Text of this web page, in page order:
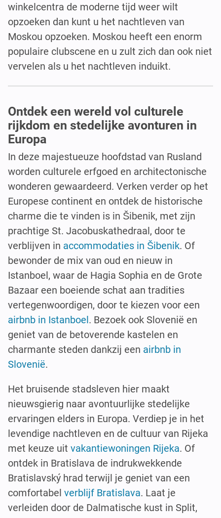
winkelcentra de moderne tijd weer wilt
opzoeken dan kunt u het nachtleven van
Moskou opzoeken. Moskou heeft een enorm
populaire clubscene en u zult zich dan ook niet
vervelen als u het nachtleven induikt.
Ontdek een wereld vol culturele
rijkdom en stedelijke avonturen in
Europa
In deze majestueuze hoofdstad van Rusland
worden culturele erfgoed en architectonische
wonderen gewaardeerd. Verken verder op het
Europese continent en ontdek de historische
charme die te vinden is in Šibenik, met zijn
prachtige St. Jacobuskathedraal, door te
verblijven in accommodaties in Šibenik. Of
bewonder de mix van oud en nieuw in
Istanboel, waar de Hagia Sophia en de Grote
Bazaar een boeiende schat aan tradities
vertegenwoordigen, door te kiezen voor een
airbnb in Istanboel. Bezoek ook Slovenië en
geniet van de betoverende kastelen en
charmante steden dankzij een airbnb in
Slovenië.
Het bruisende stadsleven hier maakt
nieuwsgierig naar avontuurlijke stedelijke
ervaringen elders in Europa. Verdiep je in het
levendige nachtleven en de cultuur van Rijeka
met keuze uit vakantiewoningen Rijeka. Of
ontdek in Bratislava de indrukwekkende
Bratislavský hrad terwijl je geniet van een
comfortabel verblijf Bratislava. Laat je
verleiden door de Dalmatische kust in Split,